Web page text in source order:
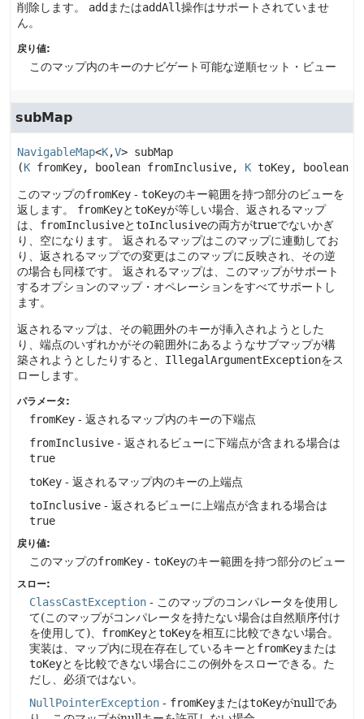
削除します。
add またはaddAll操作はサポートされていませ
ん。
戻り値:
このマップ内のキーのナビゲート可能な逆順セット・ビュー
subMap
NavigableMap<K,V> subMap
(K fromKey, boolean fromInclusive, K toKey, boolean
このマップのfromKey - toKeyのキー範囲を持つ部分のビューを
返します。
fromKeyとtoKeyが等しい場合、返されるマップ
は、 fromInclusiveとtoInclusiveの両方がtrueでないかぎ
り、空になります。
返されるマップはこのマップに連動してお
り、返されるマップでの変更はこのマップに反映され、その逆
の場合も同様です。
返されるマップは、このマップがサポート
するオプションのマップ・オペレーションをすべてサポートし
ます。
返されるマップは、その範囲外のキーが挿入されようとした
り、端点のいずれかがその範囲外にあるようなサブマップが構
築されようとしたりすると、 IllegalArgumentExceptionをス
ローします。
パラメータ:
fromKey - 返されるマップ内のキーの下端点
fromInclusive - 返されるビューに下端点が含まれる場合は
true
toKey - 返されるマップ内のキーの上端点
toInclusive - 返されるビューに上端点が含まれる場合は
true
戻り値:
このマップのfromKey - toKeyのキー範囲を持つ部分のビュー
スロー:
ClassCastException - このマップのコンパレータを使用し
て(このマップがコンパレータを持たない場合は自然順序付け
を使用して)、 fromKeyとtoKeyを相互に比較できない場合。
実装は、マップ内に現在存在しているキーと fromKeyまたは
toKeyとを比較できない場合にこの例外をスローできる。た
だし、必須ではない。
NullPointerException - fromKeyまたはtoKeyがnullであ